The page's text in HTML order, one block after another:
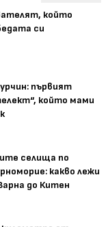
който
си
първият
който мами
селища по
какво лежи
до Китен